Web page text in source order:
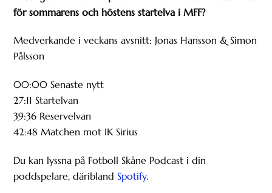
för sommarens och höstens startelva i MFF?
Medverkande i veckans avsnitt: Jonas Hansson & Simon
Pålsson
00:00 Senaste nytt
27:11 Startelvan
39:36 Reservelvan
42:48 Matchen mot IK Sirius
Du kan lyssna på Fotboll Skåne Podcast i din
poddspelare, däriblandSpotify.